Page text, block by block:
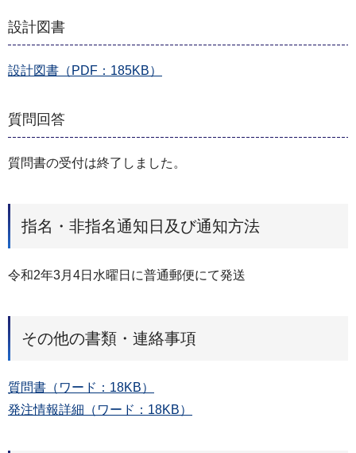
設計図書
設計図書（PDF：185KB）
質問回答
質問書の受付は終了しました。
指名・非指名通知日及び通知方法
令和2年3月4日水曜日に普通郵便にて発送
その他の書類・連絡事項
質問書（ワード：18KB）
発注情報詳細（ワード：18KB）